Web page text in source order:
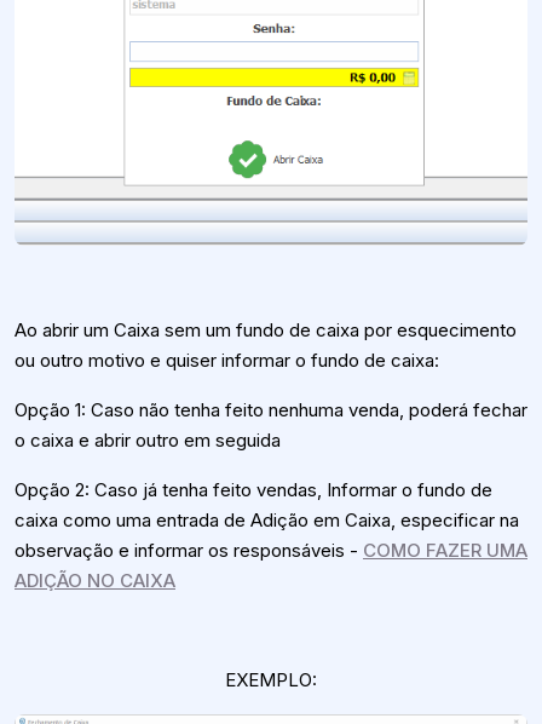
Ao abrir um Caixa sem um fundo de caixa por esquecimento
ou outro motivo e quiser informar o fundo de caixa:
Opção 1: Caso não tenha feito nenhuma venda, poderá fechar
o caixa e abrir outro em seguida
Opção 2: Caso já tenha feito vendas, Informar o fundo de
caixa como uma entrada de Adição em Caixa, especificar na
observação e informar os responsáveis - COMO FAZER UMA
ADIÇÃO NO CAIXA
EXEMPLO: